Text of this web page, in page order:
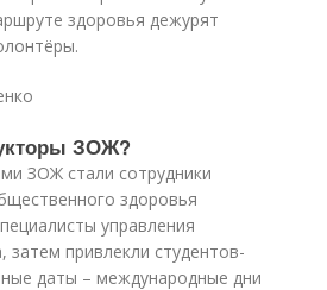
здоровья дежурят
ЗОЖ?
ЗОЖ стали сотрудники
здоровья
управления
затем привлекли студентов-
даты – международные дни